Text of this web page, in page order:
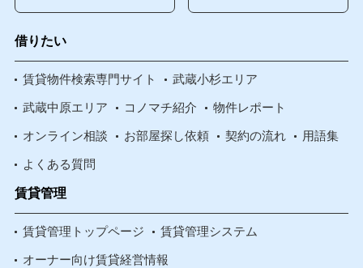
借りたい
賃貸物件検索専門サイト 武蔵小杉エリア
武蔵中原エリア コノマチ紹介 物件レポート
オンライン相談 お部屋探し依頼 契約の流れ 用語集
よくある質問
賃貸管理
賃貸管理トップページ 賃貸管理システム
オーナー向け賃貸経営情報